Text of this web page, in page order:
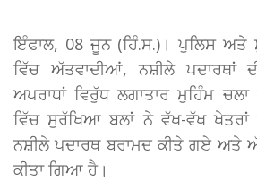
ਇੰਫਾਲ, 08 ਜੂਨ (ਹਿੰ.ਸ.)। ਪੁਲਿਸ ਅਤੇ
ਵਿੱਚ ਅੱਤਵਾਦੀਆਂ, ਨਸ਼ੀਲੇ ਪਦਾਰਥਾਂ
ਅਪਰਾਧਾਂ ਵਿਰੁੱਧ ਲਗਾਤਾਰ ਮੁਹਿੰਮ
ਵਿੱਚ ਸੁਰੱਖਿਆ ਬਲਾਂ ਨੇ ਵੱਖ-ਵੱਖ ਖੇਤਰਾਂ
ਨਸ਼ੀਲੇ ਪਦਾਰਥ ਬਰਾਮਦ ਕੀਤੇ ਗਏ ਅਤੇ
ਕੀਤਾ ਗਿਆ ਹੈ।